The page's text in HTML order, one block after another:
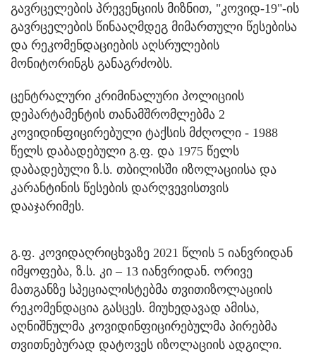
გავრცელების პრევენციის მიზნით, "კოვიდ-19"-ის
გავრცელების წინააღმდეგ მიმართული წესებისა
და რეკომენდაციების აღსრულების
მონიტორინგს განაგრძობს.
ცენტრალური კრიმინალური პოლიციის
დეპარტამენტის თანამშრომლებმა 2
კოვიდინფიცირებული ტაქსის მძღოლი - 1988
წელს დაბადებული გ.ფ. და 1975 წელს
დაბადებული ზ.ს. თბილისში იზოლაციისა და
კარანტინის წესების დარღვევისთვის
დააჯარიმეს.
გ.ფ. კოვიდაღრიცხვაზე 2021 წლის 5 იანვრიდან
იმყოფება, ზ.ს. კი – 13 იანვრიდან. ორივე
მათგანზე სპეციალისტებმა თვითიზოლაციის
რეკომენდაცია გასცეს. მიუხედავად ამისა,
აღნიშნულმა კოვიდინფიცირებულმა პირებმა
თვითნებურად დატოვეს იზოლაციის ადგილი.